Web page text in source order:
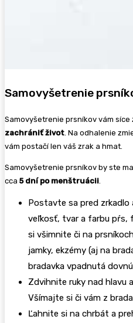
Samovyšetrenie
Samovyšetrenie prsníkov vám
zachrániť život. Na odhalenie
vám postačí len váš zrak a hmat.
Samovyšetrenie prsníkov by ste
cca 5 dní po menštruácii.
Postavte sa pred zrkadlo
veľkosť, tvar a farbu pŕs,
si všimnite či na
jamky, ekzémy (aj na
bradavka vpadnutá
Zdvihnite ruky nad hlavu
Všímajte si či vám z
Ľahnite si na chrbát a